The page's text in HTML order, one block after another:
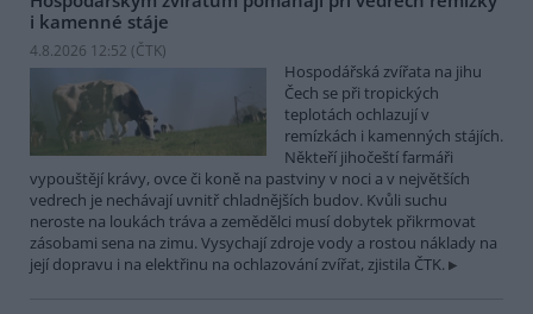
i kamenné stáje
4.8.2026 12:52 (ČTK)
Hospodářská zvířata na jihu
Čech se při tropických
teplotách ochlazují v
remízkách i kamenných stájích.
Někteří jihočeští farmáři
vypouštějí krávy, ovce či koně na pastviny v noci a v největších
vedrech je nechávají uvnitř chladnějších budov. Kvůli suchu
neroste na loukách tráva a zemědělci musí dobytek přikrmovat
zásobami sena na zimu. Vysychají zdroje vody a rostou náklady na
její dopravu i na elektřinu na ochlazování zvířat, zjistila ČTK.